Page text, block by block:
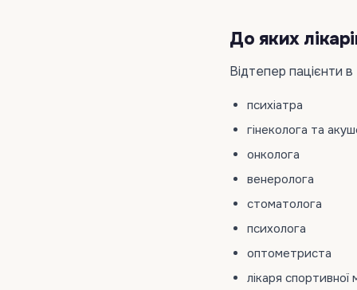
До яких
Відтепер пацієнти
психіатра
гінеколога та
онколога
венеролога
стоматолога
психолога
оптометриста
лікаря